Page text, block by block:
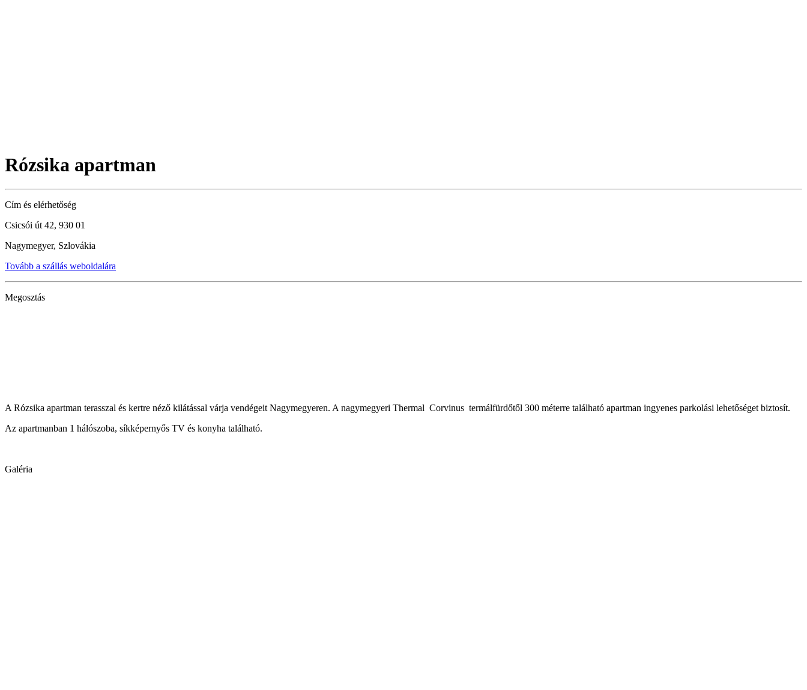
Rózsika apartman
Cím és elérhetőség
Csicsói út 42, 930 01
Nagymegyer, Szlovákia
Tovább a szállás weboldalára
Megosztás
A Rózsika apartman terasszal és kertre néző kilátással várja vendégeit Nagymegyeren. A nagymegyeri Thermal Corvinus termálfürdőtől 300 méterre található apartman ingyenes parkolási lehetőséget biztosít.
Az apartmanban 1 hálószoba, síkképernyős TV és konyha található.
Galéria